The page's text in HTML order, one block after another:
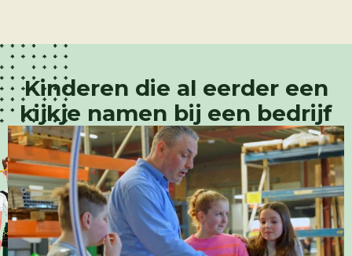
Kinderen die al eerder een
kijkje namen bij een bedrijf